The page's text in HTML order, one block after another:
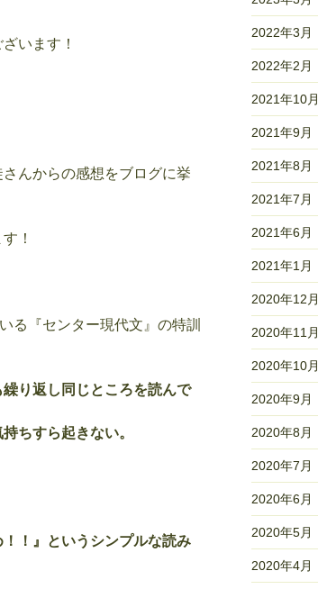
います！
んからの感想をブログに挙
！
る『センター現代文』の特訓
り返し同じところを読んで
ちすら起きない。
！！』というシンプルな読み
2022年3月
2022年2月
2021年10月
2021年9月
2021年8月
2021年7月
2021年6月
2021年1月
2020年12月
2020年11月
2020年10月
2020年9月
2020年8月
2020年7月
2020年6月
2020年5月
2020年4月